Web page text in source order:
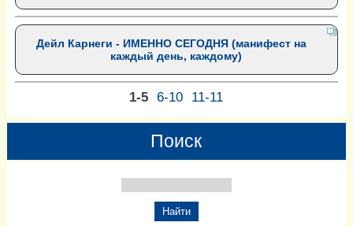
Дейл Карнеги - ИМЕННО СЕГОДНЯ (манифест на
каждый день, каждому)
1-5 6-10 11-11
Поиск